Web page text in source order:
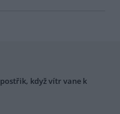
když vítr vane k